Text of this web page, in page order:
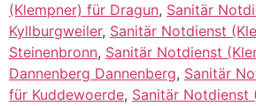
(Klempner) für Dragun, Sanitär
Kyllburgweiler, Sanitär Notdienst
Steinenbronn, Sanitär Notdienst
Dannenberg Dannenberg, Sanitär
für Kuddewoerde, Sanitär Notdienst